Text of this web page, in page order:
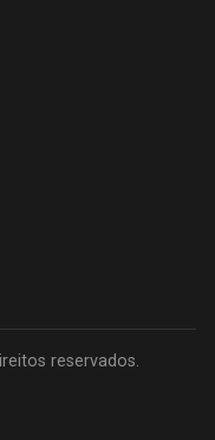
reservados.